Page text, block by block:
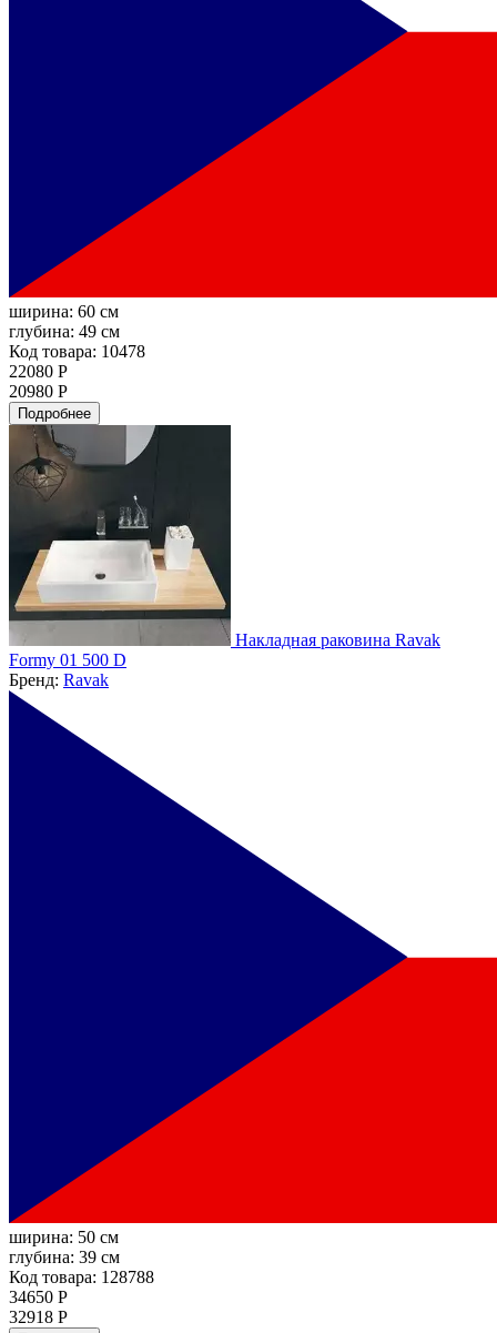
ширина: 60 см
глубина: 49 см
Код товара: 10478
22080 Р
20980 Р
Подробнее
Накладная раковина Ravak
Formy 01 500 D
Бренд: Ravak
ширина: 50 см
глубина: 39 см
Код товара: 128788
34650 Р
32918 Р